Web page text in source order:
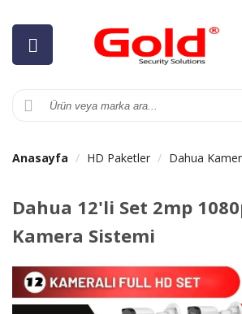
Anasayfa HD Paketler Dahua
Dahua 12'li Set 2mp
Kamera Sistemi